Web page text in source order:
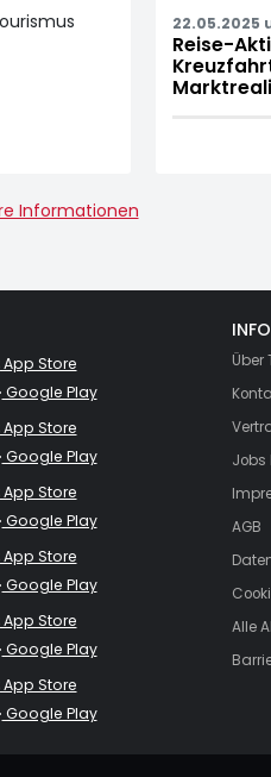
22.05.2025
Reise-
Informationen
Flash
App Store
Google Play
App
App Store
Google Play
Pro
App Store
Google Play
dpa-AFX ProFeed
App Store
Google Play
Live Trading
App Store
Google Play
aktien Magazin
App Store
Google Play
Über
Jobs
AGB
Alle